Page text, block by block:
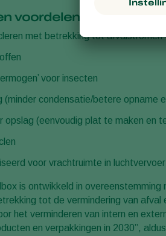
voordelen
met betrekking tot afvalstromen
voor insecten
(minder condensatie/betere opname
opslag (eenvoudig plat te maken en
voor vrachtruimte in luchtvervoer
is ontwikkeld in
tot de vermindering van afval
het verminderen van intern en
en verpakkingen in 2030”,